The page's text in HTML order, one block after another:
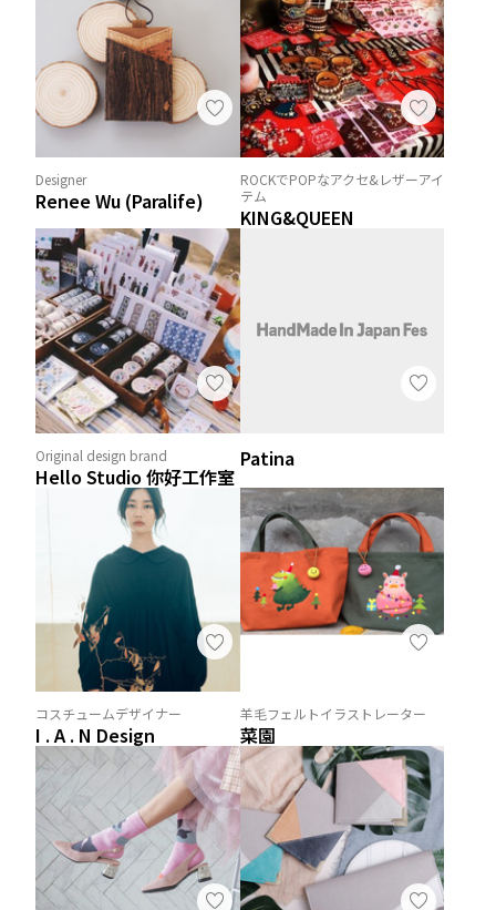
Designer
Renee Wu (Paralife)
ROCKでPOPなアクセ&レザーアイ
テム
KING&QUEEN
Original design brand
Hello Studio 你好工作室
Patina
コスチュームデザイナー
I . A . N Design
羊毛フェルトイラストレーター
菜園